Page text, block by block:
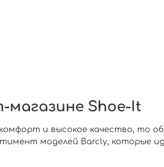
магазине Shoe-It
и высокое качество, то
моделей Barcly, которые